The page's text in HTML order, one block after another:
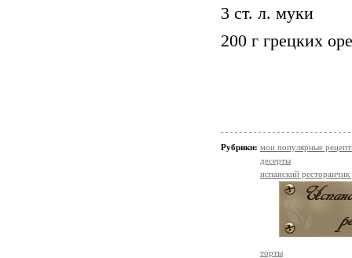
3 ст. л. муки
200 г грецких
Рубрики: мои популярные
десерты
испанский
торты